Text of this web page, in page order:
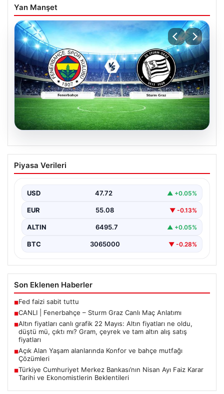
Yan Manşet
05.08.2026
CANLI | Fenerbahçe – Sturm Graz Canlı
Maç Anlatımı
Piyasa Verileri
USD 47.72 ▲ +0.05%
EUR 55.08 ▼ -0.13%
ALTIN 6495.7 ▲ +0.05%
BTC 3065000 ▼ -0.28%
Son Eklenen Haberler
■Fed faizi sabit tuttu
■CANLI | Fenerbahçe – Sturm Graz Canlı Maç Anlatımı
■Altın fiyatları canlı grafik 22 Mayıs: Altın fiyatları ne oldu,
düştü mü, çıktı mı? Gram, çeyrek ve tam altın alış satış
fiyatları
■Açık Alan Yaşam alanlarında Konfor ve bahçe mutfağı
Çözümleri
■Türkiye Cumhuriyet Merkez Bankası’nın Nisan Ayı Faiz Karar
Tarihi ve Ekonomistlerin Beklentileri